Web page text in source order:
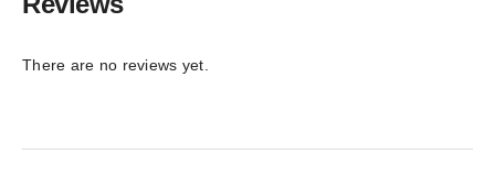
There are no reviews yet.